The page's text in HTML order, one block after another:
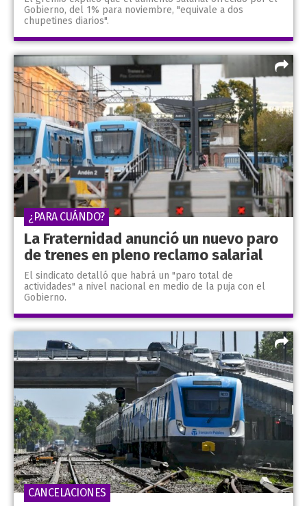
Gobierno, del 1% para noviembre, "equivale a dos
chupetines diarios".
La Fraternidad anunció un nuevo paro
de trenes en pleno reclamo salarial
El sindicato detalló que habrá un "paro total de
actividades" a nivel nacional en medio de la puja con el
Gobierno.
¿PARA CUÁNDO?
CANCELACIONES